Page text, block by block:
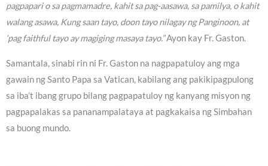
pagpapari o sa pagmamadre, kahit sa pag-aasawa, sa pamilya, o kahit
walang asawa, Kung saan tayo, doon tayo nilagay ng Panginoon, at
‘pag faithful tayo ay magiging masaya tayo.”Ayon kay Fr. Gaston.
Samantala, sinabi rin ni Fr. Gaston na nagpapatuloy ang mga
gawain ng Santo Papa sa Vatican, kabilang ang pakikipagpulong
sa iba’t ibang grupo bilang pagpapatuloy ng kanyang misyon ng
pagpapalakas sa pananampalataya at pagkakaisa ng Simbahan
sa buong mundo.